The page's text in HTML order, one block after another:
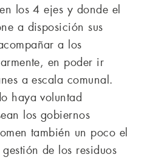
los 4 ejes y donde el
a disposición sus
a los
en poder ir
a escala comunal.
haya voluntad
los gobiernos
también un poco el
de los residuos